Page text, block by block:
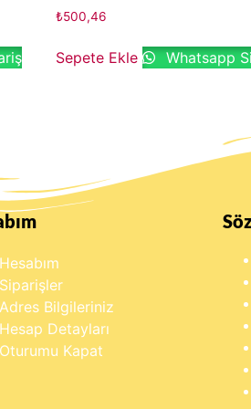
₺500,46
Sepete Ekle Whatsapp
Hesabım
Siparişler
Adres Bilgileriniz
Hesap Detayları
Oturumu Kapat